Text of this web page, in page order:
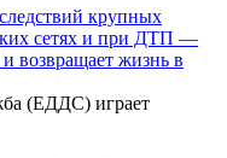
крупных
сетях и при ДТП —
возвращает жизнь в
(ЕДДС) играет